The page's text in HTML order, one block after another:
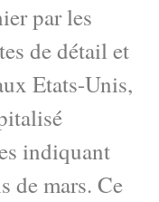
par les
de détail et
Etats-Unis,
indiquant
de mars. Ce